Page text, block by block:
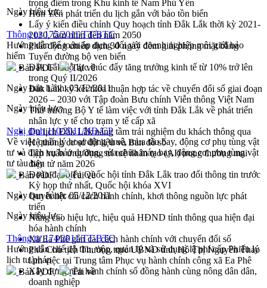
trọng điểm trong Khu kinh tế Nam Phú Yên
Hòn Yến phát triển du lịch gắn với bảo tồn biển
Lấy ý kiến điều chỉnh Quy hoạch tỉnh Đắk Lắk thời kỳ 2021-
2030, tầm nhìn đến năm 2050
Phát động chiến dịch 30 ngày đêm giải phóng mặt bằng
Tuyến đường bộ ven biển
Đắk Lắk nỗ lực thúc đẩy tăng trưởng kinh tế từ 10% trở lên
trong Quý II/2026
Đắk Lắk ký kết thỏa thuận hợp tác về chuyển đổi số giai đoạn
2026 – 2030 với Tập đoàn Bưu chính Viễn thông Việt Nam
Thứ trưởng Bộ Y tế làm việc với tỉnh Đắk Lắk về phát triển
nhân lực y tế cho trạm y tế cấp xã
Du lịch Đắk Lắk nâng tầm trải nghiệm du khách thông qua
Hệ thống cơ sở dữ liệu và Bản đồ số
Tập huấn ứng dụng trí tuệ nhân tạo (AI) trong thương mại
điện tử năm 2026
Đoàn đại biểu Quốc hội tỉnh Đắk Lắk trao đổi thông tin trước
Kỳ họp thứ nhất, Quốc hội khóa XVI
Quyết liệt cải cách hành chính, khơi thông nguồn lực phát
triển
Nâng cao hiệu lực, hiệu quả HĐND tỉnh thông qua hiện đại
hóa hành chính
Xã Ea Phê gắn cải cách hành chính với chuyển đổi số
Phó Chủ tịch Thường trực UBND tỉnh Hồ Thị Nguyên Thảo
làm việc tại Trung tâm Phục vụ hành chính công xã Ea Phê
Xây dựng nền hành chính số đồng hành cùng nông dân dân,
doanh nghiệp
Ngày hiệu lực:
Thông tư 175/2011/TT-BTC
Hướng dẫn kế toán áp dụng đối với doanh nghiệp môi giới bảo
hiểm
Bản PDF
Tải về
Ngày ban hành:05/12/2011
Ngày hiệu lực:
Nghị định 110/2011/NĐ-CP
Về việc quản lý hoạt động thuê, mua tàu bay, động cơ phụ tùng vật
tư và dịch vụ bảo dưỡng, sửa chữa máy bay, động cơ, phụ tùng vật
tư tàu bay
Bản PDF
Tải về
Ngày ban hành:05/12/2011
Ngày hiệu lực:
Thông tư 174/2011/TT-BTC
Hướng dẫn chế độ thu, nộp, quản lý và sử dụng lệ phí cấp Phiếu lý
lịch tư pháp
Bản PDF
Tải về